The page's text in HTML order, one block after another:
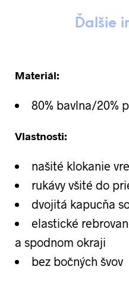
Ďalšie
Materiál:
80% bavlna/20%
Vlastnosti:
našité klokanie
rukávy všité do
dvojitá kapucňa
elastické
a spodnom okraji
bez bočných švov